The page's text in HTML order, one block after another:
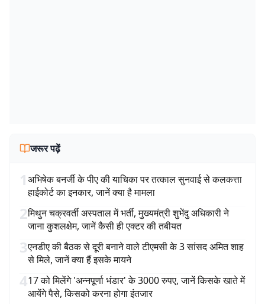
जरूर पढ़ें
1अभिषेक बनर्जी के पीए की याचिका पर तत्काल सुनवाई से कलकत्ता
हाईकोर्ट का इनकार, जानें क्या है मामला
2मिथुन चक्रवर्ती अस्पताल में भर्ती, मुख्यमंत्री शुभेंदु अधिकारी ने
जाना कुशलक्षेम, जानें कैसी ही एक्टर की तबीयत
3एनडीए की बैठक से दूरी बनाने वाले टीएमसी के 3 सांसद अमित शाह
से मिले, जानें क्या हैं इसके मायने
417 को मिलेंगे 'अन्नपूर्णा भंडार' के 3000 रुपए, जानें किसके खाते में
आयेंगे पैसे, किसको करना होगा इंतजार